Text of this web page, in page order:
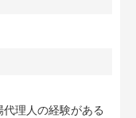
代理人の経験がある